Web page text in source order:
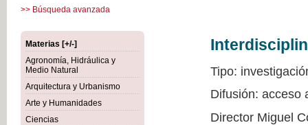
>> Búsqueda avanzada
Materias [+/-]
Agronomía, Hidráulica y
Medio Natural
Arquitectura y Urbanismo
Arte y Humanidades
Ciencias
Tipo:
Difusión: acceso
Director Miguel